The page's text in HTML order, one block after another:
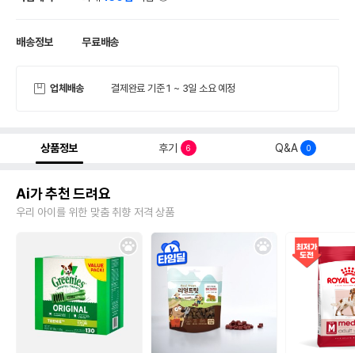
배송정보 무료배송
업체배송 결제완료 기준 1 ~ 3일 소요 예정
상품정보 후기 6 Q&A 0
Ai가 추천 드려요
우리 아이를 위한 맞춤 취향 저격 상품